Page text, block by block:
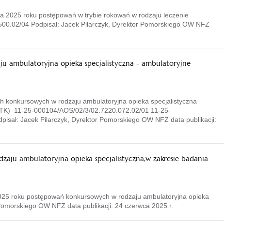
2025 roku postępowań w trybie rokowań w rodzaju leczenie
04 Podpisał: Jacek Pilarczyk, Dyrektor Pomorskiego OW NFZ
ambulatoryjna opieka specjalistyczna - ambulatoryjne
konkursowych w rodzaju ambulatoryjna opieka specjalistyczna
11-25-000104/AOS/02/3/02.7220.072.02/01 11-25-
Jacek Pilarczyk, Dyrektor Pomorskiego OW NFZ data publikacji:
ambulatoryjna opieka specjalistyczna,w zakresie badania
roku postępowań konkursowych w rodzaju ambulatoryjna opieka
OW NFZ data publikacji: 24 czerwca 2025 r.